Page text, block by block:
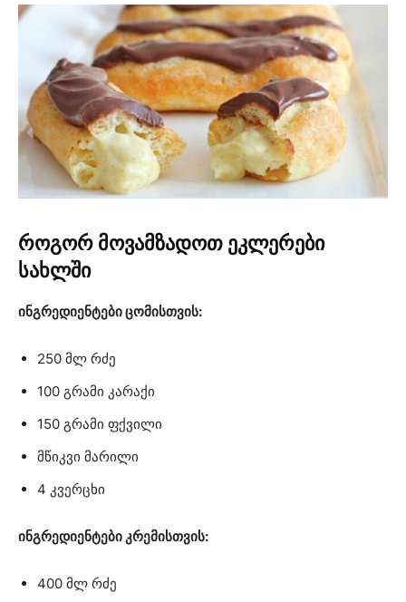
როგორ მოვამზადოთ ეკლერები
სახლში
ინგრედიენტები ცომისთვის:
250 მლ რძე
100 გრამი კარაქი
150 გრამი ფქვილი
მწიკვი მარილი
4 კვერცხი
ინგრედიენტები კრემისთვის:
400 მლ რძე